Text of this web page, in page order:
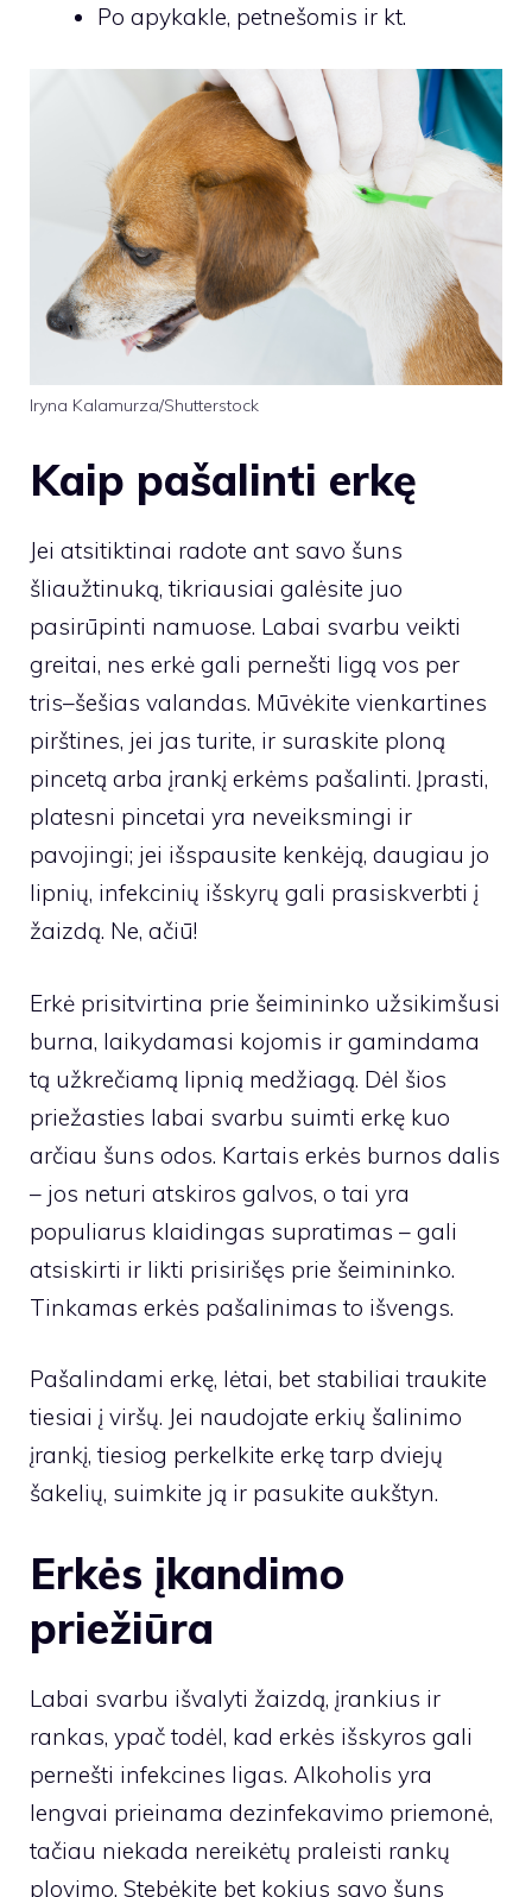
Po apykakle, petnešomis ir kt.
Iryna Kalamurza/Shutterstock
Kaip pašalinti erkę
Jei atsitiktinai radote ant savo šuns
šliaužtinuką, tikriausiai galėsite juo
pasirūpinti namuose. Labai svarbu veikti
greitai, nes erkė gali pernešti ligą vos per
tris–šešias valandas. Mūvėkite vienkartines
pirštines, jei jas turite, ir suraskite ploną
pincetą arba įrankį erkėms pašalinti. Įprasti,
platesni pincetai yra neveiksmingi ir
pavojingi; jei išspausite kenkėją, daugiau jo
lipnių, infekcinių išskyrų gali prasiskverbti į
žaizdą. Ne, ačiū!
Erkė prisitvirtina prie šeimininko užsikimšusi
burna, laikydamasi kojomis ir gamindama
tą užkrečiamą lipnią medžiagą. Dėl šios
priežasties labai svarbu suimti erkę kuo
arčiau šuns odos. Kartais erkės burnos dalis
– jos neturi atskiros galvos, o tai yra
populiarus klaidingas supratimas – gali
atsiskirti ir likti prisirišęs prie šeimininko.
Tinkamas erkės pašalinimas to išvengs.
Pašalindami erkę, lėtai, bet stabiliai traukite
tiesiai į viršų. Jei naudojate erkių šalinimo
įrankį, tiesiog perkelkite erkę tarp dviejų
šakelių, suimkite ją ir pasukite aukštyn.
Erkės įkandimo
priežiūra
Labai svarbu išvalyti žaizdą, įrankius ir
rankas, ypač todėl, kad erkės išskyros gali
pernešti infekcines ligas. Alkoholis yra
lengvai prieinama dezinfekavimo priemonė,
tačiau niekada nereikėtų praleisti rankų
plovimo. Stebėkite bet kokius savo šuns